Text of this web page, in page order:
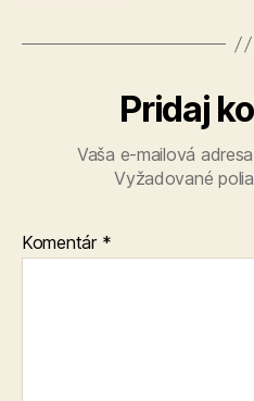
Pridaj
Vaša e-mailová
Vyžadované
Komentár *